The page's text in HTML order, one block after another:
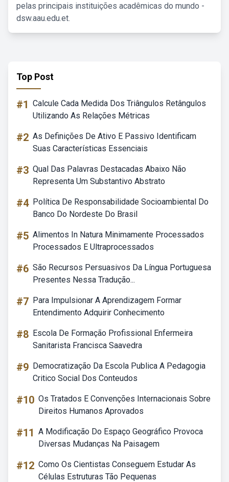
pelas principais instituições acadêmicas do mundo -
dsw.aau.edu.et.
Top Post
#1 Calcule Cada Medida Dos Triângulos Retângulos
Utilizando As Relações Métricas
#2 As Definições De Ativo E Passivo Identificam
Suas Características Essenciais
#3 Qual Das Palavras Destacadas Abaixo Não
Representa Um Substantivo Abstrato
#4 Política De Responsabilidade Socioambiental Do
Banco Do Nordeste Do Brasil
#5 Alimentos In Natura Minimamente Processados
Processados E Ultraprocessados
#6 São Recursos Persuasivos Da Língua Portuguesa
Presentes Nessa Tradução...
#7 Para Impulsionar A Aprendizagem Formar
Entendimento Adquirir Conhecimento
#8 Escola De Formação Profissional Enfermeira
Sanitarista Francisca Saavedra
#9 Democratização Da Escola Publica A Pedagogia
Critico Social Dos Conteudos
#10 Os Tratados E Convenções Internacionais Sobre
Direitos Humanos Aprovados
#11 A Modificação Do Espaço Geográfico Provoca
Diversas Mudanças Na Paisagem
#12 Como Os Cientistas Conseguem Estudar As
Células Estruturas Tão Pequenas